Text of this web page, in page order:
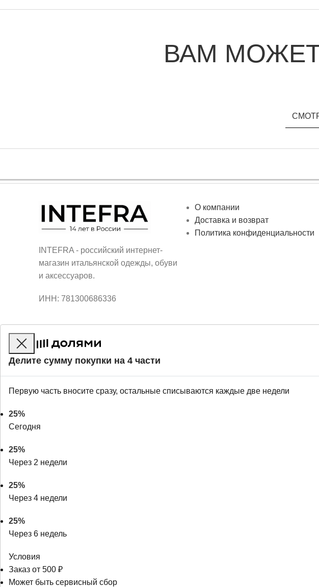
ВАМ
INTEFRA - российский интернет-
магазин итальянской одежды, обуви
и аксессуаров.
ИНН: 781300686336
О компании
Доставка и возврат
Политика конфиденциальности
Делите сумму покупки на 4 части
Первую часть вносите сразу, остальные списываются каждые две недели
25%
Сегодня
25%
Через 2 недели
25%
Через 4 недели
25%
Через 6 недель
Условия
Заказ от 500 ₽
Может быть сервисный сбор